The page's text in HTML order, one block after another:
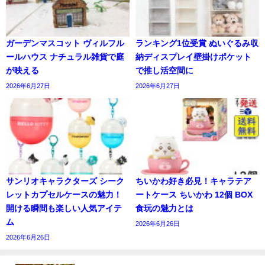
ガーデンマスコット ヴィルフル
ールハウス ナチュラル雑貨で庭
が映える
2026年6月27日
ランキング1位受賞 ぬいぐるみ収
納ディスプレイ壁掛けポケット
で推し活空間に
2026年6月27日
サンリオキャラクターズ シーク
レットカプセルケースの魅力！
開ける瞬間も楽しい人気アイテ
ム
2026年6月26日
ちいかわ好き必見！キャラテア
ートケース ちいかわ 12個 BOX
食玩の魅力とは
2026年6月26日